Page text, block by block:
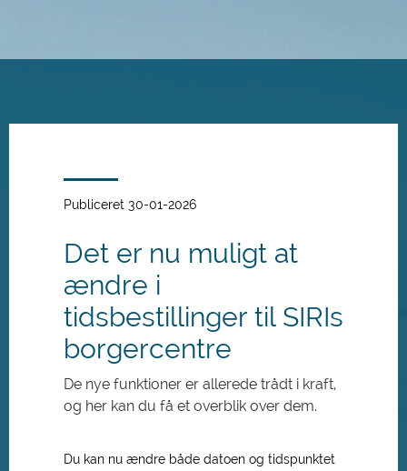
Publiceret 30-01-2026
Det er nu muligt at
ændre i
tidsbestillinger til SIRIs
borgercentre
De nye funktioner er allerede trådt i kraft,
og her kan du få et overblik over dem.
Du kan nu ændre både datoen og tidspunktet